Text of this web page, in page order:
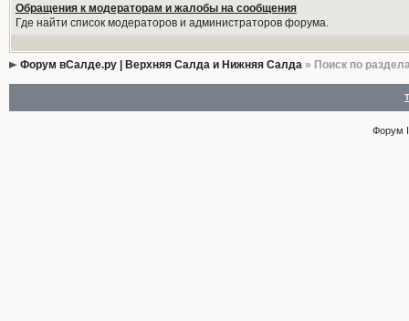
Обращения к модераторам и жалобы на сообщения
Где найти список модераторов и администраторов форума.
Форум вСалде.ру | Верхняя Салда и Нижняя Салда» Поиск по
Форум